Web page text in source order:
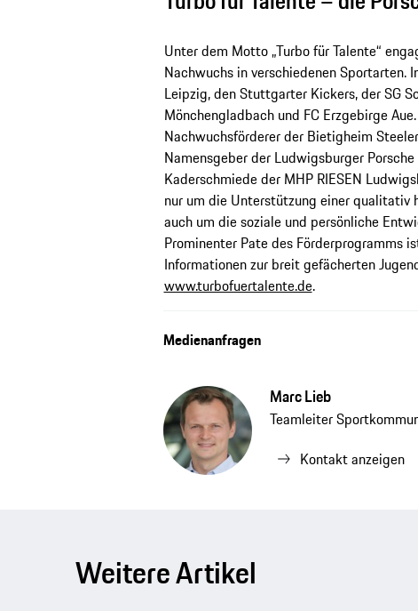
Unter dem Motto „Turbo für Talente“
Nachwuchs in verschiedenen Sportarten.
Leipzig, den Stuttgarter Kickers, der SG
Mönchengladbach und FC Erzgebirge
Nachwuchsförderer der Bietigheim
Namensgeber der Ludwigsburger
Kaderschmiede der MHP RIESEN
nur um die Unterstützung einer qualitativ
auch um die soziale und persönliche
Prominenter Pate des Förderprogramms
Informationen zur breit gefächerten
www.turbofuertalente.de.
Medienanfragen
Marc Lieb
Teamleiter
Kontakt anzeigen
Weitere Artikel